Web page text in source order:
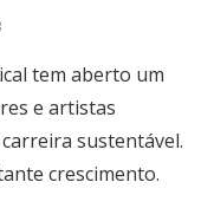
tem aberto um
e artistas
sustentável.
crescimento.